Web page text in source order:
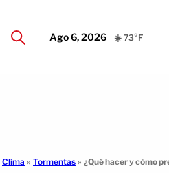
Ago 6, 2026 ☀️ 73°F
Clima » Tormentas » ¿Qué hacer y cómo